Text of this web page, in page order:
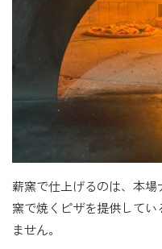
薪窯で仕上げるのは、本
窯で焼くピザを提供して
ません。